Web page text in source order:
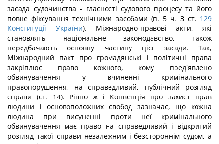
засада судочинства - гласності судового процесу та його
повне фіксування технічними засобами (п. 5 ч. З ст. 129
Конституції України). Міжнародно-правові акти, які
становлять національне законодавство, також
передбачають основну частину цієї засади. Так,
Міжнародний пакт про громадянські і політичні права
закріплює право кожного, кому пред'явлено
обвинувачення у вчиненні кримінального
правопорушення, на справедливий, публічний розгляд
справи (ст. 14). Рівно ж і Конвенція про захист прав
людини і основоположних свобод зазначає, що кожна
людина при висуненні проти неї кримінального
обвинувачення має право на справедливий і відкритий
розгляд такої справи незалежним і безстороннім судом, а